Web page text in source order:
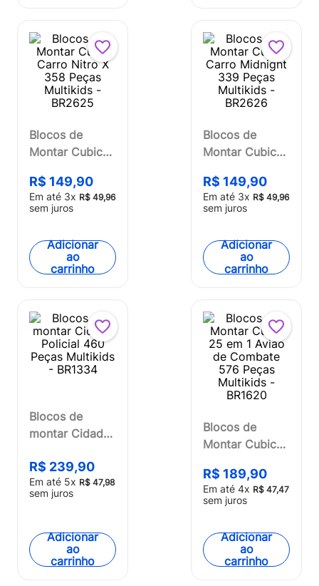
Blocos de
Montar Cubic
358 Peças
Multikids -
R$ 149,90
Em até 3x R$ 49,96
sem juros
Adicionar
ao
carrinho
Blocos de
Montar Cubic
339 Peças
Multikids -
R$ 149,90
Em até 3x R$ 49,96
sem juros
Adicionar
ao
carrinho
Blocos de
montar Cidade
Peças Multikids
- BR1334
R$ 239,90
Em até 5x R$ 47,98
sem juros
Adicionar
ao
carrinho
Blocos de
Montar Cubic
de Combate
576 Peças
BR1620
R$ 189,90
Em até 4x R$ 47,47
sem juros
Adicionar
ao
carrinho